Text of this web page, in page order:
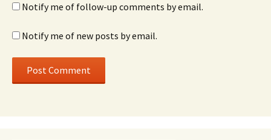
Notify me of follow-up comments by email.
Notify me of new posts by email.